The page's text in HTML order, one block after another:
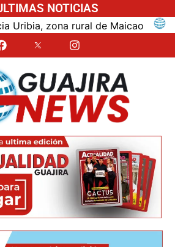
NOTICIAS
zona rural de Maicao